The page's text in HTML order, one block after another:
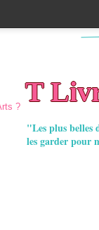
T
"Les plus belles
les garder pour